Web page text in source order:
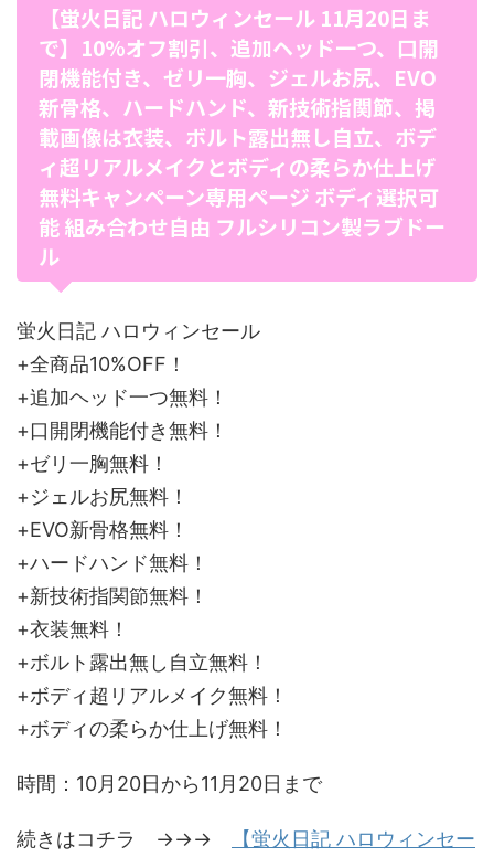
【蛍火日記 ハロウィンセール 11月20日ま
で】10%オフ割引、追加ヘッド一つ、口開
閉機能付き、ゼリ一胸、ジェルお尻、EVO
新骨格、ハードハンド、新技術指関節、掲
載画像は衣装、ボルト露出無し自立、ボデ
ィ超リアルメイクとボディの柔らか仕上げ
無料キャンペーン専用ページ ボディ選択可
能 組み合わせ自由 フルシリコン製ラブドー
ル
蛍火日記 ハロウィンセール
+全商品10%OFF！
+追加ヘッド一つ無料！
+口開閉機能付き無料！
+ゼリ一胸無料！
+ジェルお尻無料！
+EVO新骨格無料！
+ハードハンド無料！
+新技術指関節無料！
+衣装無料！
+ボルト露出無し自立無料！
+ボディ超リアルメイク無料！
+ボディの柔らか仕上げ無料！
時間：10月20日から11月20日まで
続きはコチラ →→→
【蛍火日記 ハロウィンセー